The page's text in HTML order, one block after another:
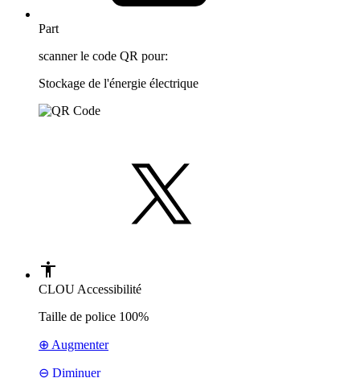
Part
scanner le code QR pour:
Stockage de l'énergie électrique
CLOU Accessibilité
Taille de police 100%
⊕ Augmenter
⊖ Diminuer